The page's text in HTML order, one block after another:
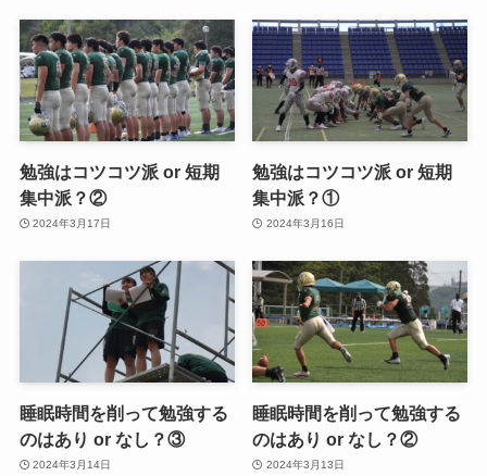
勉強はコツコツ派 or 短期
集中派？②
2024年3月17日
勉強はコツコツ派 or 短期
集中派？①
2024年3月16日
睡眠時間を削って勉強する
のはあり or なし？③
2024年3月14日
睡眠時間を削って勉強する
のはあり or なし？②
2024年3月13日